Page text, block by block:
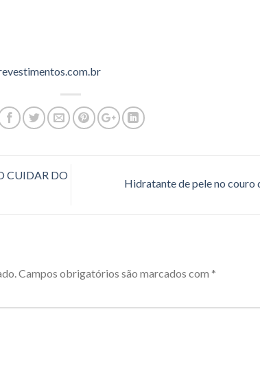
CUIDAR DO
Hidratante de pele no couro
Campos obrigatórios são marcados com *